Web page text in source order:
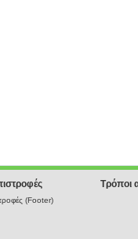
(Footer)
Τρόποι